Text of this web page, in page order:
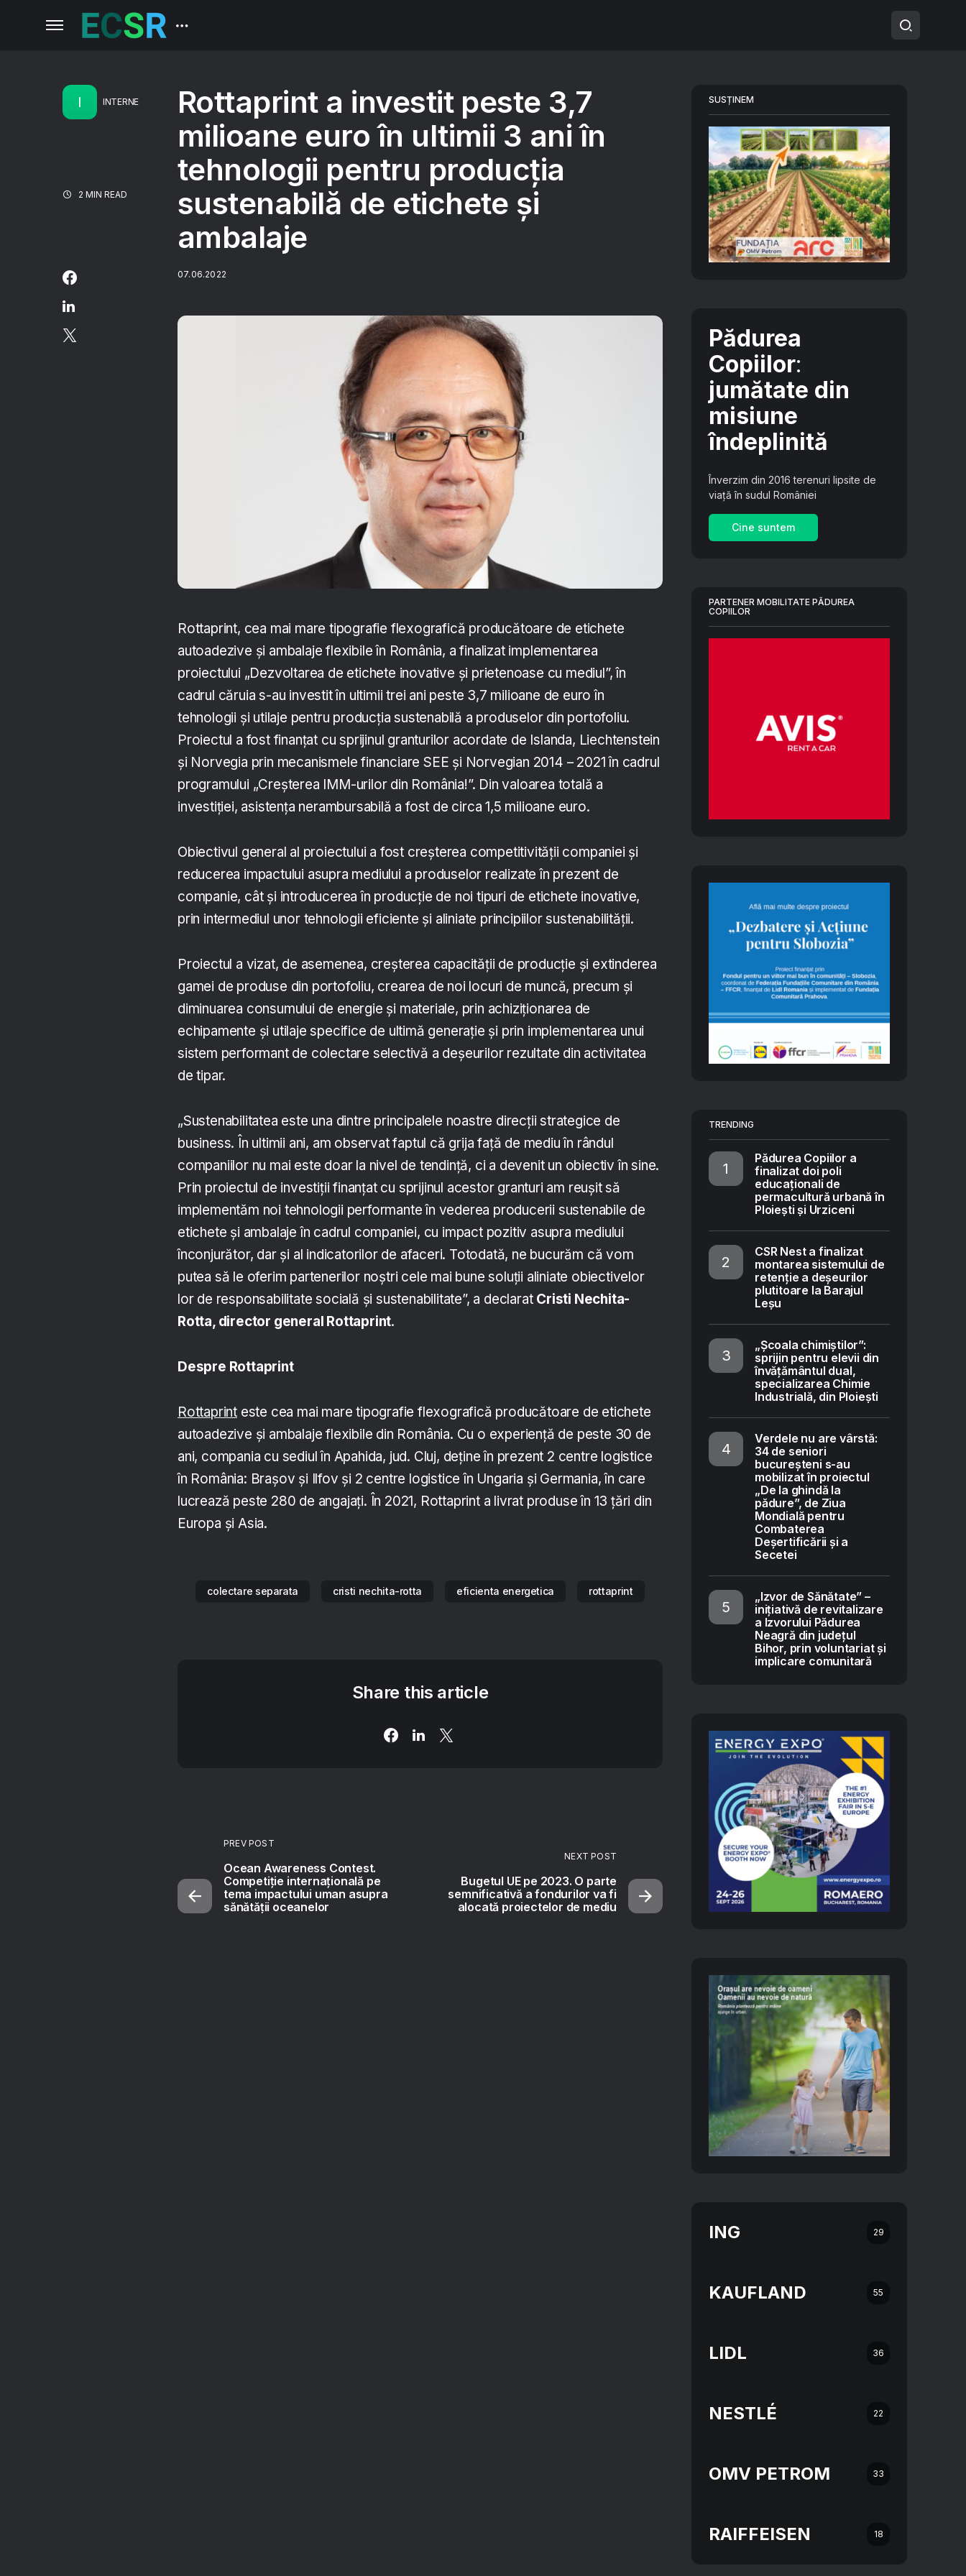
I INTERNE
2 MIN READ
Rottaprint a investit peste 3,7
milioane euro în ultimii 3 ani în
tehnologii pentru producția
sustenabilă de etichete și
ambalaje
07.06.2022
Rottaprint, cea mai mare tipografie flexografică producătoare de etichete
autoadezive și ambalaje flexibile în România, a finalizat implementarea
proiectului „Dezvoltarea de etichete inovative și prietenoase cu mediul”, în
cadrul căruia s-au investit în ultimii trei ani peste 3,7 milioane de euro în
tehnologii și utilaje pentru producția sustenabilă a produselor din portofoliu.
Proiectul a fost finanțat cu sprijinul granturilor acordate de Islanda, Liechtenstein
și Norvegia prin mecanismele financiare SEE și Norvegian 2014 – 2021 în cadrul
programului „Creșterea IMM-urilor din România!”. Din valoarea totală a
investiției, asistența nerambursabilă a fost de circa 1,5 milioane euro.
Obiectivul general al proiectului a fost creșterea competitivității companiei și
reducerea impactului asupra mediului a produselor realizate în prezent de
companie, cât și introducerea în producție de noi tipuri de etichete inovative,
prin intermediul unor tehnologii eficiente și aliniate principiilor sustenabilității.
Proiectul a vizat, de asemenea, creșterea capacității de producție și extinderea
gamei de produse din portofoliu, crearea de noi locuri de muncă, precum și
diminuarea consumului de energie și materiale, prin achiziționarea de
echipamente și utilaje specifice de ultimă generație și prin implementarea unui
sistem performant de colectare selectivă a deșeurilor rezultate din activitatea
de tipar.
„Sustenabilitatea este una dintre principalele noastre direcții strategice de
business. În ultimii ani, am observat faptul că grija față de mediu în rândul
companiilor nu mai este doar la nivel de tendință, ci a devenit un obiectiv în sine.
Prin proiectul de investiții finanțat cu sprijinul acestor granturi am reușit să
implementăm noi tehnologii performante în vederea producerii sustenabile de
etichete și ambalaje în cadrul companiei, cu impact pozitiv asupra mediului
înconjurător, dar și al indicatorilor de afaceri. Totodată, ne bucurăm că vom
putea să le oferim partenerilor noștri cele mai bune soluții aliniate obiectivelor
lor de responsabilitate socială și sustenabilitate”, a declarat Cristi Nechita-
Rotta, director general Rottaprint.
Despre Rottaprint
Rottaprint este cea mai mare tipografie flexografică producătoare de etichete
autoadezive și ambalaje flexibile din România. Cu o experiență de peste 30 de
ani, compania cu sediul în Apahida, jud. Cluj, deține în prezent 2 centre logistice
în România: Brașov și Ilfov și 2 centre logistice în Ungaria și Germania, în care
lucrează peste 280 de angajați. În 2021, Rottaprint a livrat produse în 13 țări din
Europa și Asia.
colectare separata cristi nechita-rotta eficienta energetica rottaprint
Share this article
PREV POST
Ocean Awareness Contest.
Competiție internațională pe
tema impactului uman asupra
sănătății oceanelor
NEXT POST
Bugetul UE pe 2023. O parte
semnificativă a fondurilor va fi
alocată proiectelor de mediu
SUSȚINEM
Pădurea
Copiilor:
jumătate din
misiune
îndeplinită
Înverzim din 2016 terenuri lipsite de
viață în sudul României
Cine suntem
PARTENER MOBILITATE PĂDUREA
COPIILOR
TRENDING
Pădurea Copiilor a
finalizat doi poli
educaționali de
permacultură urbană în
Ploiești și Urziceni
CSR Nest a finalizat
montarea sistemului de
retenție a deșeurilor
plutitoare la Barajul
Leșu
„Școala chimiștilor”:
sprijin pentru elevii din
învățământul dual,
specializarea Chimie
Industrială, din Ploiești
Verdele nu are vârstă:
34 de seniori
bucureșteni s-au
mobilizat în proiectul
„De la ghindă la
pădure”, de Ziua
Mondială pentru
Combaterea
Deșertificării și a
Secetei
„Izvor de Sănătate” –
inițiativă de revitalizare
a Izvorului Pădurea
Neagră din județul
Bihor, prin voluntariat și
implicare comunitară
ING 29
KAUFLAND 55
LIDL 36
NESTLÉ 22
OMV PETROM 33
RAIFFEISEN 18